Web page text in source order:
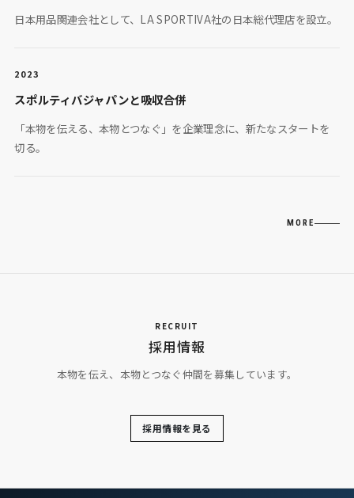
日本用品関連会社として、LA SPORTIVA社の日本総代理店を設立。
2023
スポルティバジャパンと吸収合併
「本物を伝える、本物とつなぐ」を企業理念に、新たなスタートを
切る。
MORE
RECRUIT
採用情報
本物を伝え、本物とつなぐ仲間を募集しています。
採用情報を見る